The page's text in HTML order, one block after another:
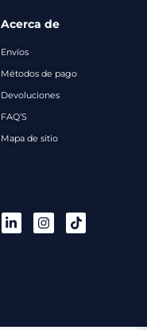
Acerca de
Envíos
Métodos de pago
Devoluciones
FAQ’S
Mapa de sitio